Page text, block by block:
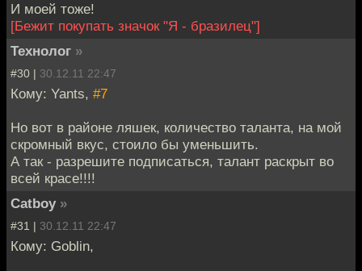
И моей тоже!
[Бежит покупать значок "Я - бразилец"]
Технолог »
#30 | 30.12.11 22:47
Кому: Yants, #7
Но вот в районе ляшек, количество таланта, на мой
скромный вкус, стоило бы уменьшить.
А так - разрешите подписаться, талант раскрыт во
всей красе!!!!
Catboy »
#31 | 30.12.11 22:47
Кому: Goblin,